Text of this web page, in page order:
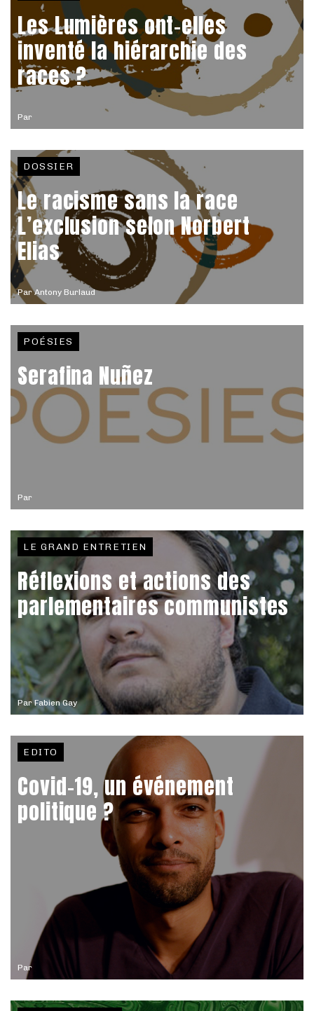
Par
Les Lumières ont-elles
inventé la hiérarchie des
races ?
ParAntony Burlaud
DOSSIER
Le racisme sans la race
L’exclusion selon Norbert
Elias
Par
POÉSIES
Serafina Nuñez
ParFabien Gay
LE GRAND ENTRETIEN
Réflexions et actions des
parlementaires communistes
Par
EDITO
Covid-19, un événement
politique ?